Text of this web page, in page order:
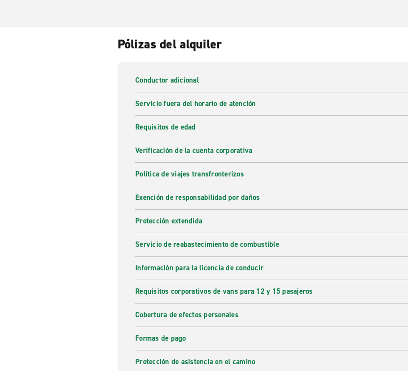
Pólizas del alquiler
Conductor adicional
Servicio fuera del horario de atención
Requisitos de edad
Verificación de la cuenta corporativa
Política de viajes transfronterizos
Exención de responsabilidad por daños
Protección extendida
Servicio de reabastecimiento de combustible
Información para la licencia de conducir
Requisitos corporativos de vans para 12 y 15 pasajeros
Cobertura de efectos personales
Formas de pago
Protección de asistencia en el camino